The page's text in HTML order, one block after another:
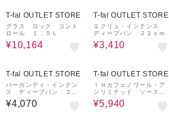
T-fal OUTLET STORE
グラス ロック コント
ロール １．５Ｌ
¥10,164
T-fal OUTLET STORE
エクリュ・インテンス
ディープパン ２２ｃｍ
¥3,410
T-fal OUTLET STORE
バーガンディ・インテン
ス ディープパン ２２
ｃｍ
¥4,070
T-fal OUTLET STORE
ＩＨカフェノワール・ア
ンリミテッド ソースパ
ン １６ｃｍ
¥5,940